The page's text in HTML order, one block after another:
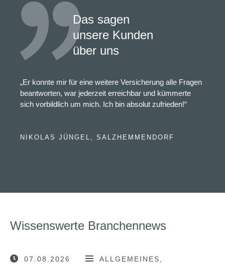
Das sagen
unsere Kunden
über uns
„Er konnte mir für eine weitere Versicherung alle Fragen
beantworten, war jederzeit erreichbar und kümmerte
sich vorbildlich um mich. Ich bin absolut zufrieden!“
NIKOLAS JÜNGEL, SALZHEMMENDORF
Wissenswerte Branchennews
07.08.2026
ALLGEMEINES